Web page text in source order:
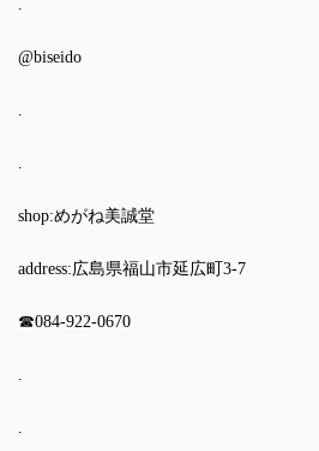
.
@biseido
.
.
shop:めがね美誠堂
address:広島県福山市延広町3-7
☎︎084-922-0670
.
.